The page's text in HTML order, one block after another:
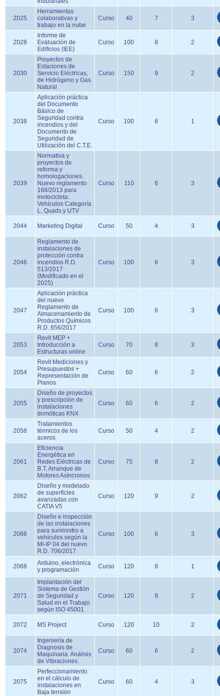
2025
Herramientas
colaborativas y
trabajo en la nube
Curso 40 7 3
2028
Informe de
Evaluación de
Edificios (IEE)
Curso 100 8 2
2030
Proyectos de
Estaciones de
Servicio Eléctricas,
de Hidrógeno y Gas
Natural
Curso 150 9 2
2038
Aplicación práctica
del Documento
Básico de
Seguridad contra
incendios y del
Documento de
Seguridad de
Utilización del C.T.E.
Curso 100 6 1
2039
Normativa y
proyectos de
reforma y
homologaciones.
Nuevo reglamento
168/2013 para
motocicleta:
Vehículos Categoría
L, Quads y UTV
Curso 110 6 3
2044 Marketing Digital Curso 50 4 3
2046
Reglamento de
instalaciones de
protección contra
incendios R.D.
513/2017
(Modificado en el
2025)
Curso 100 6 3
2047
Aplicación práctica
del nuevo
Reglamento de
Almacenamiento de
Productos Químicos
R.D. 656/2017
Curso 100 6 3
2053
Revit MEP +
Introducción a
Estructuras online
Curso 70 8 3
2054
Revit Mediciones y
Presupuestos +
Representación de
Planos
Curso 60 6 2
2055
Diseño de proyectos
y prescripción de
instalaciones
domóticas KNX
Curso 60 6 2
2058
Tratamientos
térmicos de los
aceros
Curso 50 4 2
2061
Eficiencia
Energética en
Redes Eléctricas de
B.T, Arranque de
Motores Asíncronos
Curso 75 8 2
2062
Diseño y modelado
de superficies
avanzadas con
CATIA V5
Curso 120 9 2
2066
Diseño e inspección
de las instalaciones
para suministro a
vehículos según la
MI-IP 04 del nuevo
R.D. 706/2017
Curso 100 6 3
2068
Arduino, electrónica
y programación
Curso 120 8 1
2071
Implantación del
Sistema de Gestión
de Seguridad y
Salud en el Trabajo
según ISO 45001
Curso 120 8 2
2072 MS Project Curso 120 10 2
2074
Ingeniería de
Diagnosis de
Maquinaria. Análisis
de Vibraciones.
Curso 60 6 2
2075
Perfeccionamiento
en el cálculo de
instalaciones en
Baja tensión
Curso 60 4 3